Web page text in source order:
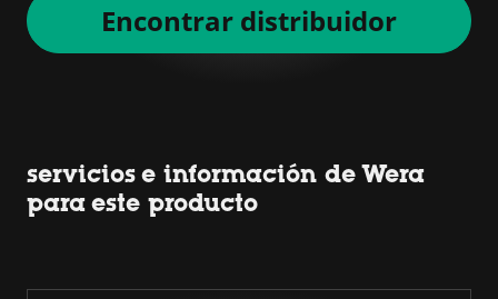
Encontrar distribuidor
servicios e información de Wera
para este producto